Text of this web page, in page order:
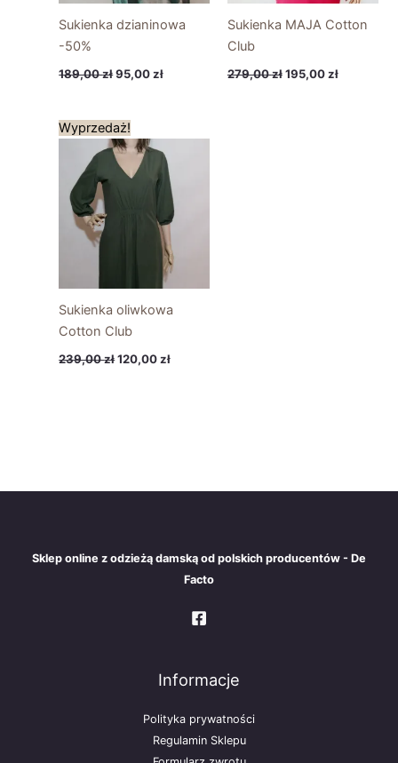
Sukienka dzianinowa
-50%
189,00zł95,00zł
Sukienka MAJA Cotton
Club
279,00zł195,00zł
Wyprzedaż!
Sukienka oliwkowa
Cotton Club
239,00zł
Pierwotna
cena
wynosiła:
239,00 zł.
120,00zł
cena
Sklep online z odzieżą damską od polskich producentów - De
Facto
Informacje
Polityka prywatności
Regulamin Sklepu